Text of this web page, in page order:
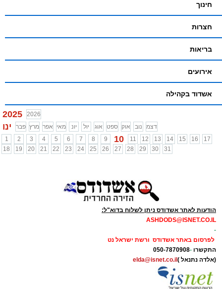
חינוך
חצרות
בריאות
אירועים
אשדוד בקהילה
2025 2026
ינו פבר מרץ אפר מאי יונ יול אוג ספט אוק נוב
דצמ
1
2 3 4 5 6 7 8 9 10 11 12 13 14 15 16
17
18
19 20 21 22 23 24 25 26 27 28 29 30 31
הודעות לאתר אשדודס ניתן לשלוח בדוא"ל:
ASHDODS@ISNET.CO.IL
-
לפרסום באתר אשדודס ורשת ישראל נט
התקשרו -
050-7870908
(אלדה נתנאל ) elda@isnet.co.il